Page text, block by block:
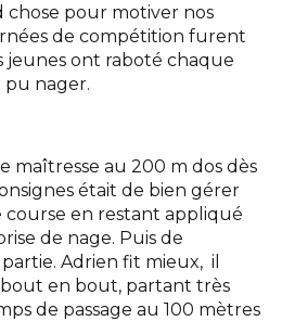
chose pour motiver nos
de compétition furent
jeunes ont raboté chaque
pu nager.
maîtresse au 200 m dos dès
était de bien gérer
course en restant appliqué
de nage. Puis de
Adrien fit mieux, il
bout en bout, partant très
de passage au 100 mètres